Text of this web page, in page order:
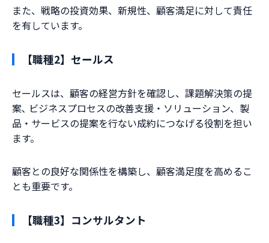
また、戦略の投資効果、新規性、顧客満足に対して責任
を有しています。
【職種2】セールス
セールスは、顧客の経営方針を確認し、課題解決策の提
案､ ビジネスプロセスの改善支援・ソリューション、製
品・サービスの提案を行ない成約につなげる役割を担い
ます。
顧客との良好な関係性を構築し、顧客満足度を高めるこ
とも重要です。
【職種3】コンサルタント